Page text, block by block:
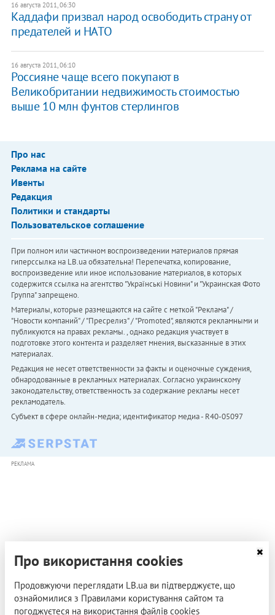
16 августа 2011, 06:30
Каддафи призвал народ освободить страну от
предателей и НАТО
16 августа 2011, 06:10
Россияне чаще всего покупают в
Великобритании недвижимость стоимостью
выше 10 млн фунтов стерлингов
Про нас
Реклама на сайте
Ивенты
Редакция
Политики и стандарты
Пользовательское соглашение
При полном или частичном воспроизведении материалов прямая
гиперссылка на LB.ua обязательна! Перепечатка, копирование,
воспроизведение или иное использование материалов, в которых
содержится ссылка на агентство "Українськi Новини" и "Украинская Фото
Группа" запрещено.
Материалы, которые размещаются на сайте с меткой "Реклама" /
"Новости компаний" / "Пресрелиз" / "Promoted", являются рекламными и
публикуются на правах рекламы. , однако редакция участвует в
подготовке этого контента и разделяет мнения, высказанные в этих
материалах.
Редакция не несет ответственности за факты и оценочные суждения,
обнародованные в рекламных материалах. Согласно украинскому
законодательству, ответственность за содержание рекламы несет
рекламодатель.
Субъект в сфере онлайн-медиа; идентификатор медиа - R40-05097
РЕКЛАМА
Про використання cookies
Продовжуючи переглядати LB.ua ви підтверджуєте, що
ознайомилися з Правилами користування сайтом та
погоджуєтеся на використання файлів cookies